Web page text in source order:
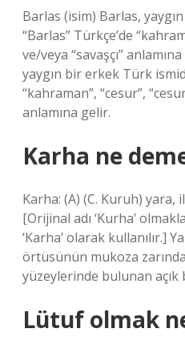
Barlas (isim) Barlas,
“Barlas” Türkçe’de
ve/veya “savaşçı”
yaygın bir erkek Türk
“kahraman”, “cesur”,
anlamına gelir.
Karha ne
Karha: (A) (C. Kuruh) yara,
[Orijinal adı ‘Kurha’
‘Karha’ olarak kullanılır.]
örtüsünün mukoza
yüzeylerinde bulunan açık
Lütuf olmak